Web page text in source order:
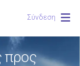
Σύνδεση
προς